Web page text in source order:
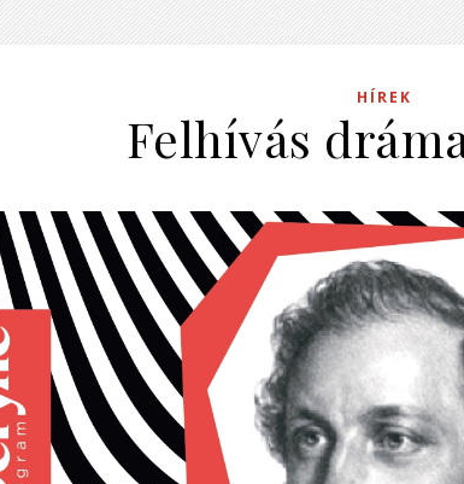
HÍREK
Felhívás